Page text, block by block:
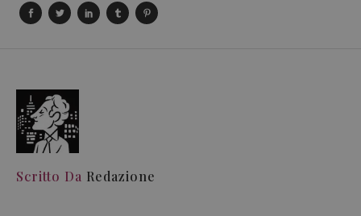
Scritto Da Redazione